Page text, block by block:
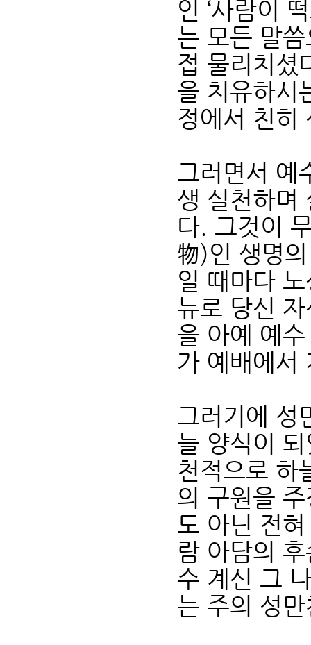
인 ‘사람이
는 모든 말
접 물리치셨
을 치유하시
정에서 친
그러면서 예
생 실천하며
다. 그것이
物)인 생명
일 때마다
뉴로 당신
을 아예 예
가 예배에서
그러기에 성
늘 양식이
천적으로 하
의 구원을
도 아닌 전
람 아담의
수 계신 그
는 주의 성